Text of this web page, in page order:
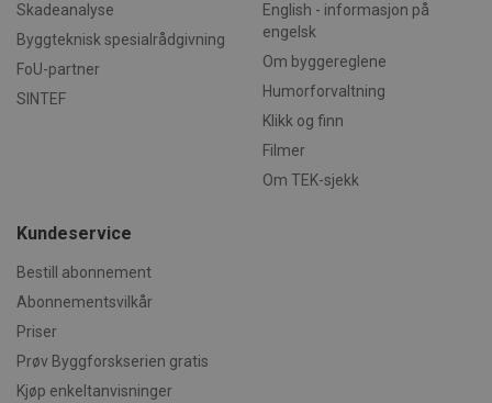
Skadeanalyse
Byggteknisk spesialrådgivning
FoU-partner
SINTEF
English - informasjon på
engelsk
Om byggereglene
Humorforvaltning
Klikk og finn
Filmer
Om TEK-sjekk
Kundeservice
Bestill abonnement
Abonnementsvilkår
Priser
Prøv Byggforskserien gratis
Kjøp enkeltanvisninger
Ugradert
Strengt nødvendige informasjonskapsler tillater
kjernefunksjoner på nettstedet, som
brukerinnlogging og kontoadministrasjon.
nødvendige informasjonskapsler.
Forsørger /
Domene